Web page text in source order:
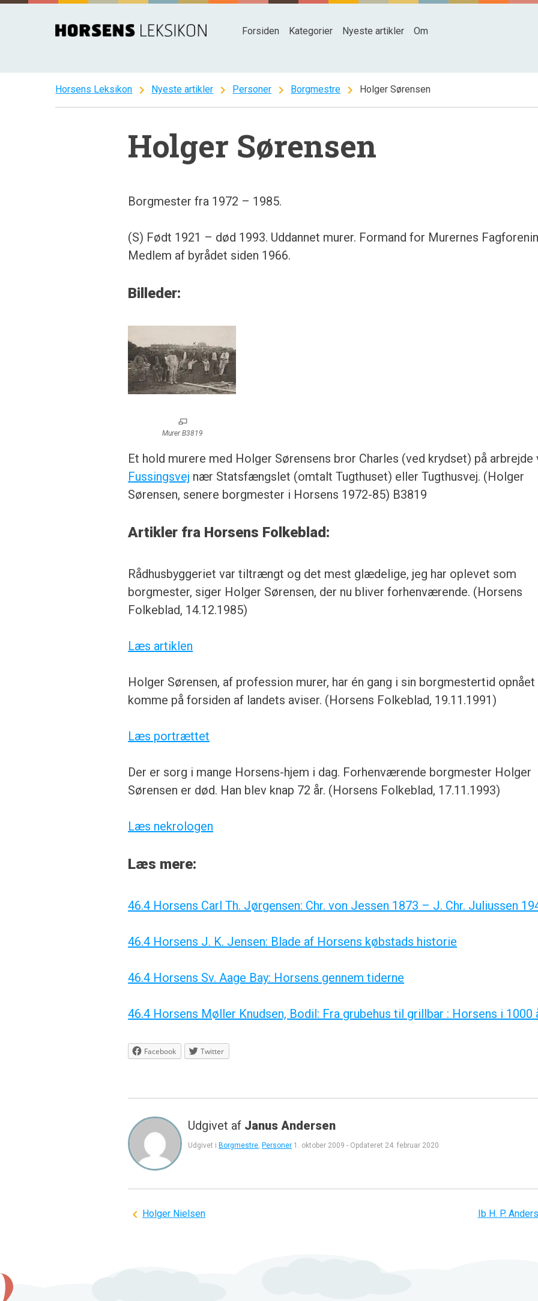
Spring
Forsiden Kategorier Nyeste artikler Om
Horsens Leksikon chevron_right Nyeste artikler chevron_right Personer chevron_right Borgmestre chevron_right Holger Sørensen
Holger Sørensen
Borgmester fra 1972 – 1985.
(S) Født 1921 – død 1993. Uddannet murer. Formand for Murernes
Medlem af byrådet siden 1966.
Billeder:
Murer B3819
Et hold murere med Holger Sørensens bror Charles (ved krydset) på arbrejde
Fussingsvej nær Statsfængslet (omtalt Tugthuset) eller Tugthusvej. (Holger
Sørensen, senere borgmester i Horsens 1972-85) B3819
Artikler fra Horsens Folkeblad:
Rådhusbyggeriet var tiltrængt og det mest glædelige, jeg har oplevet som
borgmester, siger Holger Sørensen, der nu bliver forhenværende. (Horsens
Folkeblad, 14.12.1985)
Læs artiklen
Holger Sørensen, af profession murer, har én gang i sin borgmestertid opnået
komme på forsiden af landets aviser. (Horsens Folkeblad, 19.11.1991)
Læs portrættet
Der er sorg i mange Horsens-hjem i dag. Forhenværende borgmester Holger
Sørensen er død. Han blev knap 72 år. (Horsens Folkeblad, 17.11.1993)
Læs nekrologen
Læs mere:
46.4 Horsens Carl Th. Jørgensen: Chr. von Jessen 1873 – J. Chr. Juliussen
46.4 Horsens J. K. Jensen: Blade af Horsens købstads historie
46.4 Horsens Sv. Aage Bay: Horsens gennem tiderne
46.4 Horsens Møller Knudsen, Bodil: Fra grubehus til grillbar : Horsens i 1000
Facebook Twitter
Udgivet af Janus Andersen
Udgivet iBorgmestre ,Personer 1. oktober 2009 - Opdateret 24. februar 2020
Indlægsnavigation
Holger Nielsen Ib H. P.